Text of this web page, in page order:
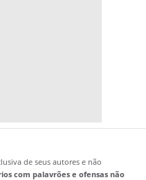
de seus autores e não
com palavrões e ofensas não